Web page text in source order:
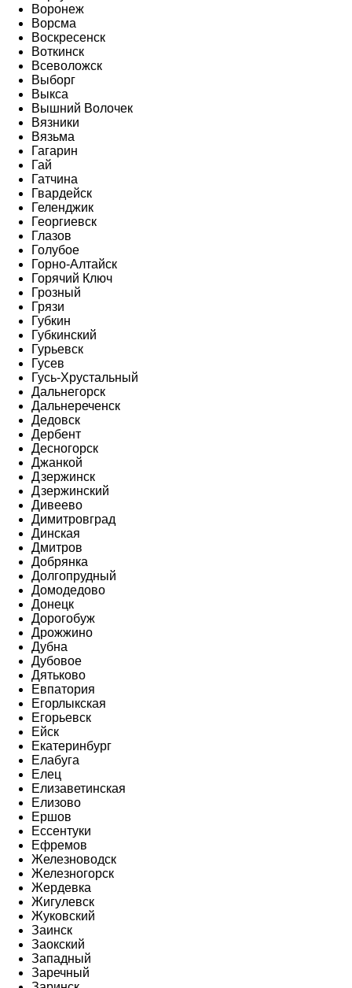
Воронеж
Ворсма
Воскресенск
Воткинск
Всеволожск
Выборг
Выкса
Вышний Волочек
Вязники
Вязьма
Гагарин
Гай
Гатчина
Гвардейск
Геленджик
Георгиевск
Глазов
Голубое
Горно-Алтайск
Горячий Ключ
Грозный
Грязи
Губкин
Губкинский
Гурьевск
Гусев
Гусь-Хрустальный
Дальнегорск
Дальнереченск
Дедовск
Дербент
Десногорск
Джанкой
Дзержинск
Дзержинский
Дивеево
Димитровград
Динская
Дмитров
Добрянка
Долгопрудный
Домодедово
Донецк
Дорогобуж
Дрожжино
Дубна
Дубовое
Дятьково
Евпатория
Егорлыкская
Егорьевск
Ейск
Екатеринбург
Елабуга
Елец
Елизаветинская
Елизово
Ершов
Ессентуки
Ефремов
Железноводск
Железногорск
Жердевка
Жигулевск
Жуковский
Заинск
Заокский
Западный
Заречный